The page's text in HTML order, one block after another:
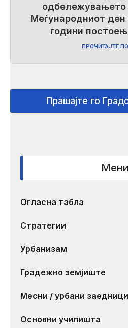
одбележувањето
Меѓународниот ден
години
ПРОЧИТАЈТЕ
Прашајте го
Мени
Огласна табла
Стратегии
Урбанизам
Градежно земјиште
Месни / урбани заедници
Основни училишта